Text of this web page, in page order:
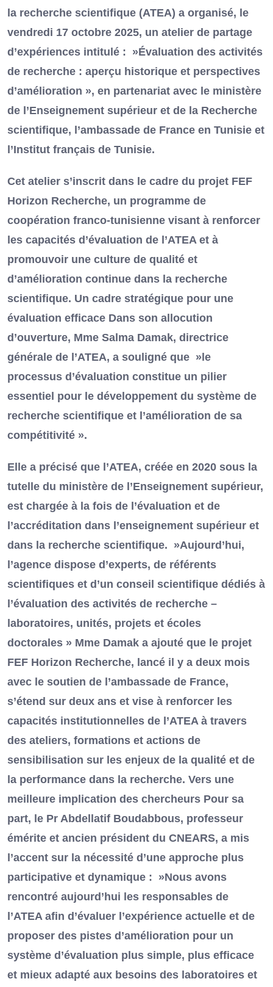
la recherche scientifique (ATEA) a organisé, le
vendredi 17 octobre 2025, un atelier de partage
d’expériences intitulé : »Évaluation des activités
de recherche : aperçu historique et perspectives
d’amélioration », en partenariat avec le ministère
de l’Enseignement supérieur et de la Recherche
scientifique, l’ambassade de France en Tunisie et
l’Institut français de Tunisie.
Cet atelier s’inscrit dans le cadre du projet FEF
Horizon Recherche, un programme de
coopération franco-tunisienne visant à renforcer
les capacités d’évaluation de l’ATEA et à
promouvoir une culture de qualité et
d’amélioration continue dans la recherche
scientifique. Un cadre stratégique pour une
évaluation efficace Dans son allocution
d’ouverture, Mme Salma Damak, directrice
générale de l’ATEA, a souligné que »le
processus d’évaluation constitue un pilier
essentiel pour le développement du système de
recherche scientifique et l’amélioration de sa
compétitivité ».
Elle a précisé que l’ATEA, créée en 2020 sous la
tutelle du ministère de l’Enseignement supérieur,
est chargée à la fois de l’évaluation et de
l’accréditation dans l’enseignement supérieur et
dans la recherche scientifique. »Aujourd’hui,
l’agence dispose d’experts, de référents
scientifiques et d’un conseil scientifique dédiés à
l’évaluation des activités de recherche –
laboratoires, unités, projets et écoles
doctorales » Mme Damak a ajouté que le projet
FEF Horizon Recherche, lancé il y a deux mois
avec le soutien de l’ambassade de France,
s’étend sur deux ans et vise à renforcer les
capacités institutionnelles de l’ATEA à travers
des ateliers, formations et actions de
sensibilisation sur les enjeux de la qualité et de
la performance dans la recherche. Vers une
meilleure implication des chercheurs Pour sa
part, le Pr Abdellatif Boudabbous, professeur
émérite et ancien président du CNEARS, a mis
l’accent sur la nécessité d’une approche plus
participative et dynamique : »Nous avons
rencontré aujourd’hui les responsables de
l’ATEA afin d’évaluer l’expérience actuelle et de
proposer des pistes d’amélioration pour un
système d’évaluation plus simple, plus efficace
et mieux adapté aux besoins des laboratoires et